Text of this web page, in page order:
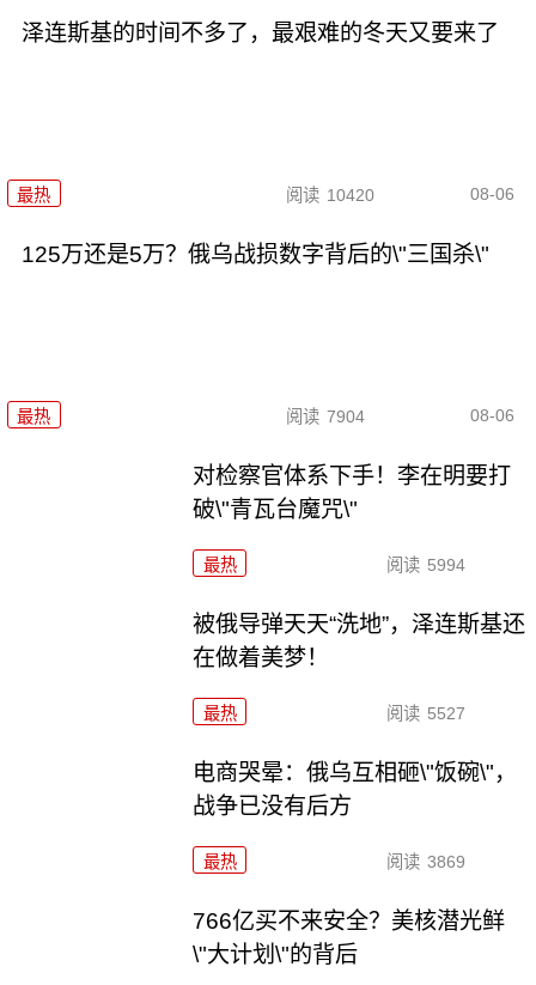
泽连斯基的时间不多了，最艰难的冬天又要来了
最热 阅读 10420 08-06
125万还是5万？俄乌战损数字背后的\"三国杀\"
最热 阅读 7904 08-06
对检察官体系下手！李在明要打
破\"青瓦台魔咒\"
最热 阅读 5994
被俄导弹天天“洗地”，泽连斯基还
在做着美梦！
最热 阅读 5527
电商哭晕：俄乌互相砸\"饭碗\"，
战争已没有后方
最热 阅读 3869
766亿买不来安全？美核潜光鲜
\"大计划\"的背后